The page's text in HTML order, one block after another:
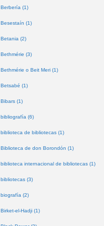
Berbería (1)
Besestaín (1)
Betania (2)
Bethmérie (3)
Bethmérie o Beit Meri (1)
Betsabé (1)
Bibars (1)
bibliografía (6)
biblioteca de bibliotecas (1)
Biblioteca de don Borondón (1)
biblioteca internacional de bibliotecas (1)
bibliotecas (3)
biografía (2)
Birket-el-Hadji (1)